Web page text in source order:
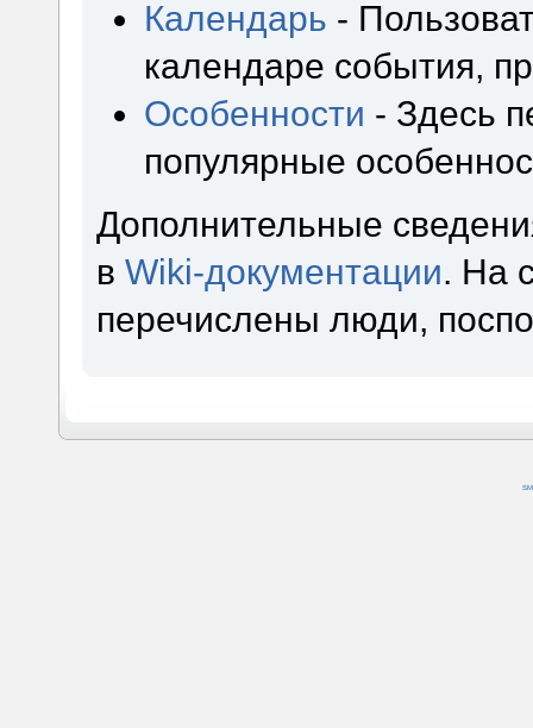
Календарь -
календаре события,
Особенности - Здесь
популярные
Дополнительные
вWiki-документации. На
перечислены люди,